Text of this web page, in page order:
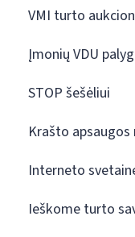
VMI turto
Įmonių VDU
STOP šešėliui
Krašto
Interneto
Ieškome turto